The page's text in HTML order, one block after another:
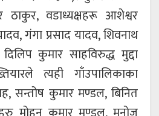
वडाध्यक्षहरू आशेश्वर
गंगा प्रसाद यादव, शिवनाथ
कुमार साहविरुद्ध मुद्दा
त्यही गाँउपालिकाका
सन्तोष कुमार मण्डल, बिनित